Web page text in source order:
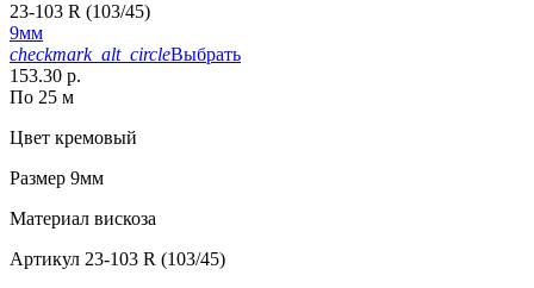
23-103 R (103/45)
9мм
checkmark_alt_circleВыбрать
153.30 р.
По 25 м
Цвет кремовый
Размер 9мм
Материал вискоза
Артикул 23-103 R (103/45)